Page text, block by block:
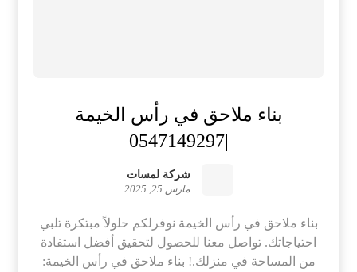
بناء ملاحق في رأس الخيمة
|0547149297
شركة لمسات
مارس 25, 2025
بناء ملاحق في رأس الخيمة نوفرلكم حلولاً مبتكرة تلبي
احتياجاتك. تواصل معنا للحصول لتحقيق أفضل استفادة
من المساحة في منزلك.! بناء ملاحق في رأس الخيمة: